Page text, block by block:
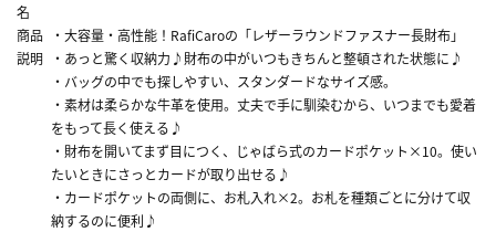
名
商品
説明
・大容量・高性能！RafiCaroの「レザーラウンドファスナー長財布」
・あっと驚く収納力♪財布の中がいつもきちんと整頓された状態に♪
・バッグの中でも探しやすい、スタンダードなサイズ感。
・素材は柔らかな牛革を使用。丈夫で手に馴染むから、いつまでも愛着
をもって長く使える♪
・財布を開いてまず目につく、じゃばら式のカードポケット×10。使い
たいときにさっとカードが取り出せる♪
・カードポケットの両側に、お札入れ×2。お札を種類ごとに分けて収
納するのに便利♪